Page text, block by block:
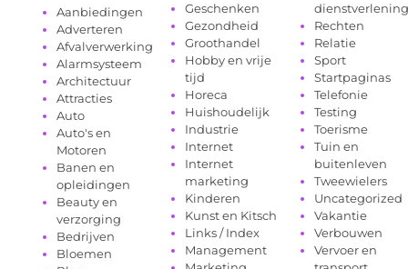
Aanbiedingen
Adverteren
Afvalverwerking
Alarmsysteem
Architectuur
Attracties
Auto
Auto's en
Motoren
Banen en
opleidingen
Beauty en
verzorging
Bedrijven
Bloemen
Geschenken
Gezondheid
Groothandel
Hobby en vrije
tijd
Horeca
Huishoudelijk
Industrie
Internet
Internet
marketing
Kinderen
Kunst en Kitsch
Links / Index
Management
dienstverlening
Rechten
Relatie
Sport
Startpaginas
Telefonie
Testing
Toerisme
Tuin en
buitenleven
Tweewielers
Uncategorized
Vakantie
Verbouwen
Vervoer en